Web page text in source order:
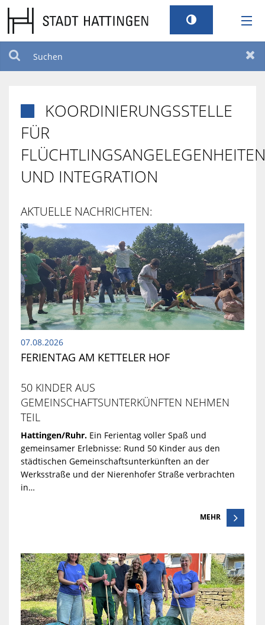
RATHAUS
TOURISMUS
STANDORT
BILDUNG UND KULTUR
BARRIEREFREIHEIT
KOORDINIERUNGSSTELLE
FÜR
FLÜCHTLINGSANGELEGENHEITEN
UND INTEGRATION
AKTUELLE NACHRICHTEN:
07.08.2026
FERIENTAG AM KETTELER HOF
50 KINDER AUS
GEMEINSCHAFTSUNTERKÜNFTEN NEHMEN
TEIL
Hattingen/Ruhr.Ein Ferientag voller Spaß und
gemeinsamer Erlebnisse: Rund 50 Kinder aus den
städtischen Gemeinschaftsunterkünften an der
Werksstraße und der Nierenhofer Straße verbrachten
in…
MEHR